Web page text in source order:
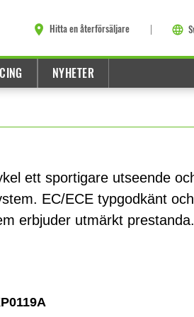
Hitta en återförsäljare
NYHETER
ett sportigare utseende
EC/ECE typgodkänt
erbjuder utmärkt